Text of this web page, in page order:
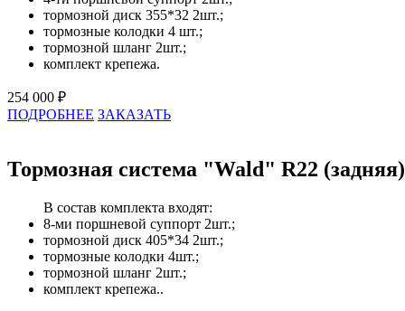
тормозной диск 355*32 2шт.;
тормозные колодки 4 шт.;
тормозной шланг 2шт.;
комплект крепежа.
254 000 ₽
ПОДРОБНЕЕ ЗАКАЗАТЬ
Тормозная система "Wald" R22 (задняя)
В состав комплекта входят:
8-ми поршневой суппорт 2шт.;
тормозной диск 405*34 2шт.;
тормозные колодки 4шт.;
тормозной шланг 2шт.;
комплект крепежа..